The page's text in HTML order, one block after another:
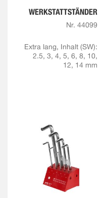
WERKSTATTSTÄNDER
Nr. 44099
Extra lang, Inhalt (SW):
2.5, 3, 4, 5, 6, 8, 10,
12, 14 mm